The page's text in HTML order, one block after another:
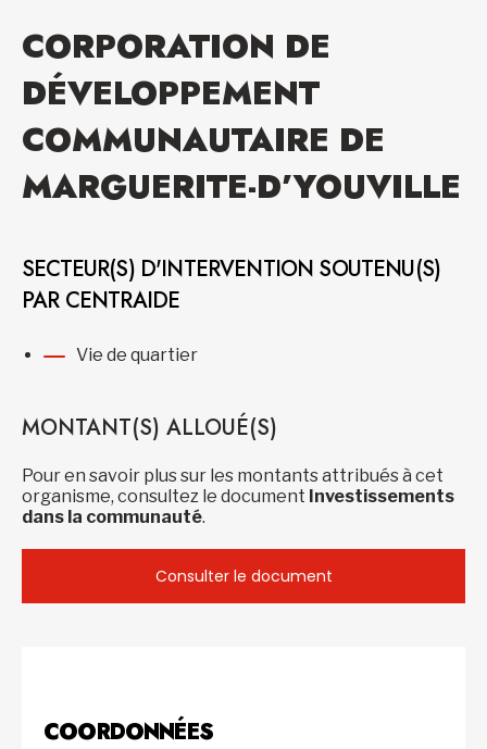
CORPORATION DE
DÉVELOPPEMENT
COMMUNAUTAIRE DE
MARGUERITE-D’YOUVILLE
SECTEUR(S) D'INTERVENTION SOUTENU(S)
PAR CENTRAIDE
Vie de quartier
MONTANT(S) ALLOUÉ(S)
Pour en savoir plus sur les montants attribués à cet
organisme, consultez le document Investissements
dans la communauté.
Consulter le document
COORDONNÉES